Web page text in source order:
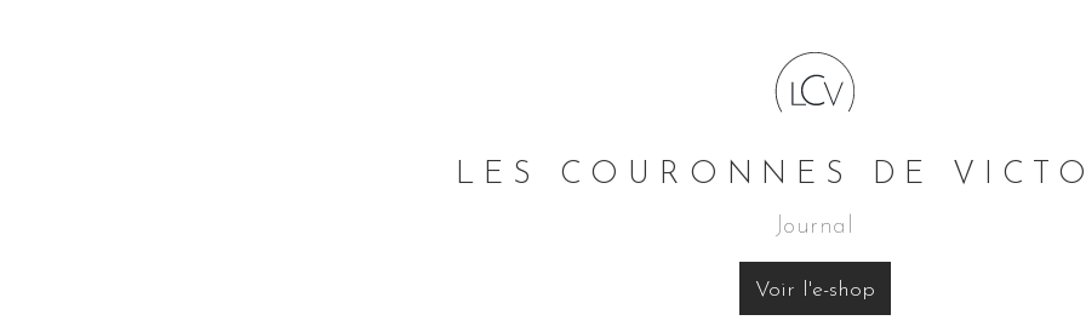
LES COURONNES DE
Journal
Voir l'e-shop